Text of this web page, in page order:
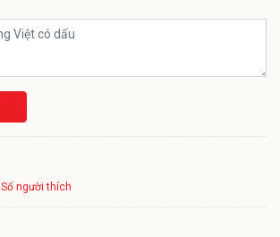
Số người thích